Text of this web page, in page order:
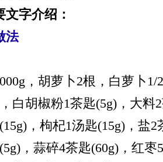
字介绍：
法
，胡萝卜2根，白萝卜1/2
胡椒粉1茶匙(5g)，大料2
，枸杞1汤匙(15g)，盐2
，蒜碎4茶匙(60g)，红枣